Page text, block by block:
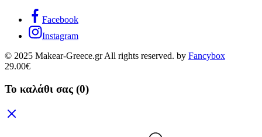
Facebook
Instagram
© 2025 Makear-Greece.gr All rights reserved. by Fancybox
29.00€
Το καλάθι σας (0)